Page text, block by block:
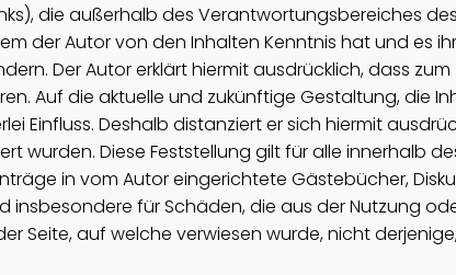
die außerhalb des Verantwortungsbereiches
der Autor von den Inhalten Kenntnis hat und es
Der Autor erklärt hiermit ausdrücklich, dass
Auf die aktuelle und zukünftige Gestaltung, die
Einfluss. Deshalb distanziert er sich hiermit
wurden. Diese Feststellung gilt für alle innerhalb
in vom Autor eingerichtete Gästebücher,
insbesondere für Schäden, die aus der Nutzung
auf welche verwiesen wurde, nicht